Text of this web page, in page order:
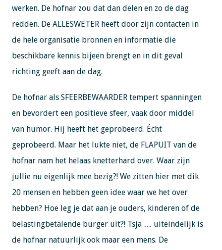
werken. De hofnar zou dat dan delen en zo de dag
redden. De ALLESWETER heeft door zijn contacten in
de hele organisatie bronnen en informatie die
beschikbare kennis bijeen brengt en in dit geval
richting geeft aan de dag.
De hofnar als SFEERBEWAARDER tempert spanningen
en bevordert een positieve sfeer, vaak door middel
van humor. Hij heeft het geprobeerd. Écht
geprobeerd. Maar het lukte niet, de FLAPUIT van de
hofnar nam het helaas knetterhard over. Waar zijn
jullie nu eigenlijk mee bezig?! We zitten hier met dik
20 mensen en hebben geen idee waar we het over
hebben? Hoe leg je dat aan je ouders, kinderen of de
belastingbetalende burger uit?! Tsja … uiteindelijk is
de hofnar natuurlijk ook maar een mens. De